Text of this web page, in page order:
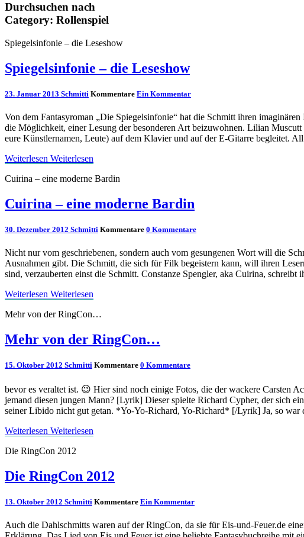
Durchsuchen nach
Category: Rollenspiel
Spiegelsinfonie – die Leseshow
Spiegelsinfonie – die Leseshow
23. Januar 2013 Schmitti Kommentare Ein Kommentar
Von dem Fantasyroman „Die Spiegelsinfonie“ hat die Schmitt ihren
die Möglichkeit, einer Lesung der besonderen Art beizuwohnen. Lilian
eure Künstlernamen, Leute) auf dem Klavier und auf der E-Gitarre begleitet.
Weiterlesen Weiterlesen
Cuirina – eine moderne Bardin
Cuirina – eine moderne Bardin
30. Dezember 2012 Schmitti Kommentare 0 Kommentare
Nicht nur vom geschriebenen, sondern auch vom gesungenen Wort will die
Ausnahmen gibt. Die Schmitt, die sich für Filk begeistern kann, will ihren
sind, verzauberten einst die Schmitt. Constanze Spengler, aka Cuirina,
Weiterlesen Weiterlesen
Mehr von der RingCon…
Mehr von der RingCon…
15. Oktober 2012 Schmitti Kommentare 0 Kommentare
bevor es veraltet ist. 😉 Hier sind noch einige Fotos, die der wackere Carsten
jemand diesen jungen Mann? [Lyrik] Dieser spielte Richard Cypher, der sich
seiner Libido nicht gut getan. *Yo-Yo-Richard, Yo-Richard* [/Lyrik] Ja, so
Weiterlesen Weiterlesen
Die RingCon 2012
Die RingCon 2012
13. Oktober 2012 Schmitti Kommentare Ein Kommentar
Auch die Dahlschmitts waren auf der RingCon, da sie für Eis-und-Feuer.de